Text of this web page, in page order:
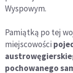
Wyspowym.
Pamiątką po tej
miejscowości
pochowanego